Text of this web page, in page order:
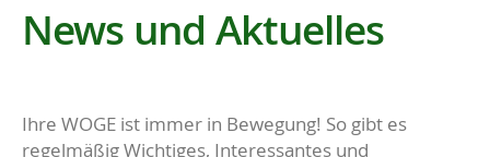
News und Aktuelles
Ihre WOGE ist immer in Bewegung! So gibt es
regelmäßig Wichtiges, Interessantes und